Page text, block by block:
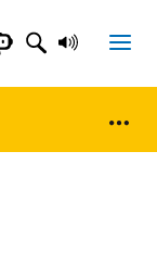
CHATBOT DER
SUCHFELD